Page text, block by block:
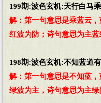
199期:波色玄机:天行白马
解：第一句意思是乘蓝云
红波为防；诗句意思为主蓝
198期:波色玄机:不知蓝道
解：第一句意思是不知蓝
绿波为主，诗句意思为主